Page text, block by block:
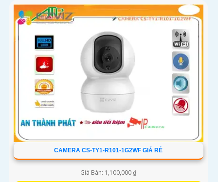
CAMERA CS-TY1-R101-1G2WF GIÁ RẺ
Giá Bán: 1,100,000 ₫